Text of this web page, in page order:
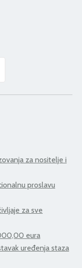
za nositelje i
proslavu
za sve
eura
uređenja staza